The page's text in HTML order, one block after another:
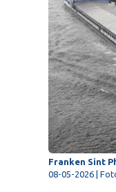
Franken Sint
08-05-2026 |